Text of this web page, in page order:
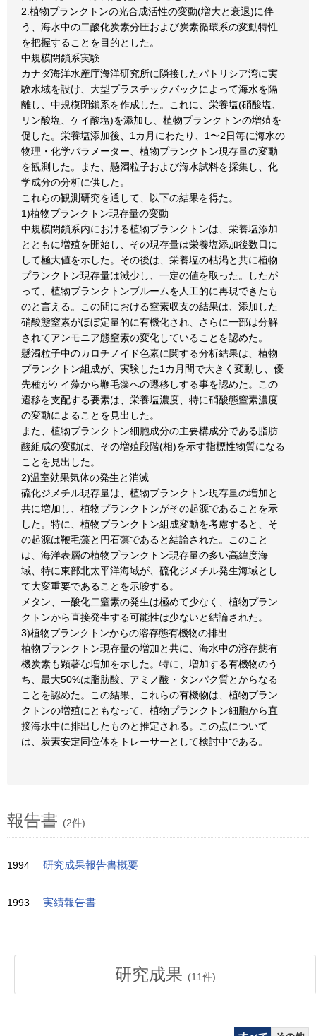
2.植物プランクトンの光合成活性の変動(増大と衰退)に伴
う、海水中の二酸化炭素分圧および炭素循環系の変動特性
を把握することを目的とした。
中規模閉鎖系実験
カナダ海洋水産庁海洋研究所に隣接したパトリシア湾に実
験水域を設け、大型プラスチックバックによって海水を隔
離し、中規模閉鎖系を作成した。これに、栄養塩(硝酸塩、
リン酸塩、ケイ酸塩)を添加し、植物プランクトンの増殖を
促した。栄養塩添加後、1カ月にわたり、1〜2日毎に海水の
物理・化学パラメーター、植物プランクトン現存量の変動
を観測した。また、懸濁粒子および海水試料を採集し、化
学成分の分析に供した。
これらの観測研究を通して、以下の結果を得た。
1)植物プランクトン現存量の変動
中規模閉鎖系内における植物プランクトンは、栄養塩添加
とともに増殖を開始し、その現存量は栄養塩添加後数日に
して極大値を示した。その後は、栄養塩の枯渇と共に植物
プランクトン現存量は減少し、一定の値を取った。したが
って、植物プランクトンブルームを人工的に再現できたも
のと言える。この間における窒素収支の結果は、添加した
硝酸態窒素がほぼ定量的に有機化され、さらに一部は分解
されてアンモニア態窒素の変化していることを認めた。
懸濁粒子中のカロチノイド色素に関する分析結果は、植物
プランクトン組成が、実験した1カ月間で大きく変動し、優
先種がケイ藻から鞭毛藻への遷移しする事を認めた。この
遷移を支配する要素は、栄養塩濃度、特に硝酸態窒素濃度
の変動によることを見出した。
また、植物プランクトン細胞成分の主要構成分である脂肪
酸組成の変動は、その増殖段階(相)を示す指標性物質になる
ことを見出した。
2)温室効果気体の発生と消滅
硫化ジメチル現存量は、植物プランクトン現存量の増加と
共に増加し、植物プランクトンがその起源であることを示
した。特に、植物プランクトン組成変動を考慮すると、そ
の起源は鞭毛藻と円石藻であると結論された。このこと
は、海洋表層の植物プランクトン現存量の多い高緯度海
域、特に東部北太平洋海域が、硫化ジメチル発生海域とし
て大変重要であることを示唆する。
メタン、一酸化二窒素の発生は極めて少なく、植物プラン
クトンから直接発生する可能性は少ないと結論された。
3)植物プランクトンからの溶存態有機物の排出
植物プランクトン現存量の増加と共に、海水中の溶存態有
機炭素も顕著な増加を示した。特に、増加する有機物のう
ち、最大50%は脂肪酸、アミノ酸・タンパク質とからなる
ことを認めた。この結果、これらの有機物は、植物プラン
クトンの増殖にともなって、植物プランクトン細胞から直
接海水中に排出したものと推定される。この点について
は、炭素安定同位体をトレーサーとして検討中である。
報告書 (2件)
1994 研究成果報告書概要
1993 実績報告書
研究成果 (11件)